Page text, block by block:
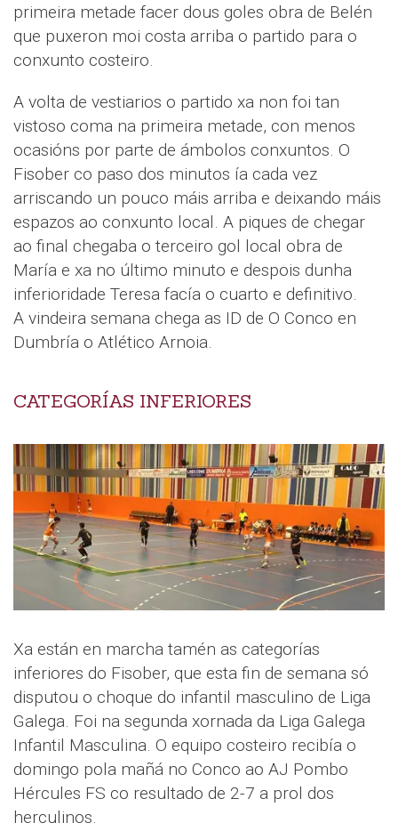
primeira metade facer dous goles obra de Belén
que puxeron moi costa arriba o partido para o
conxunto costeiro.
A volta de vestiarios o partido xa non foi tan
vistoso coma na primeira metade, con menos
ocasións por parte de ámbolos conxuntos. O
Fisober co paso dos minutos ía cada vez
arriscando un pouco máis arriba e deixando máis
espazos ao conxunto local. A piques de chegar
ao final chegaba o terceiro gol local obra de
María e xa no último minuto e despois dunha
inferioridade Teresa facía o cuarto e definitivo.
A vindeira semana chega as ID de O Conco en
Dumbría o Atlético Arnoia.
CATEGORÍAS INFERIORES
Xa están en marcha tamén as categorías
inferiores do Fisober, que esta fin de semana só
disputou o choque do infantil masculino de Liga
Galega. Foi na segunda xornada da Liga Galega
Infantil Masculina. O equipo costeiro recibía o
domingo pola mañá no Conco ao AJ Pombo
Hércules FS co resultado de 2-7 a prol dos
herculinos.